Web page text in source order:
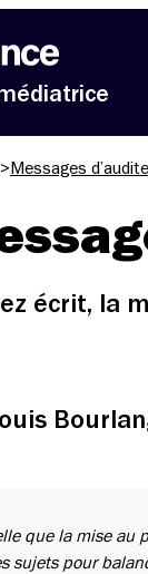
> Messages
écrit, la
que la mise au
sujets pour